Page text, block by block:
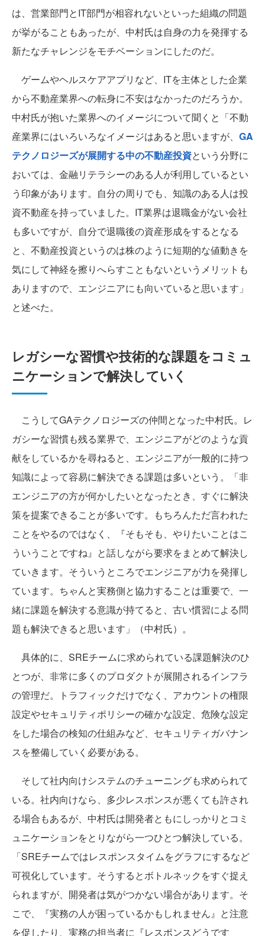
は、営業部門とIT部門が相容れないといった組織の問題
が挙がることもあったが、中村氏は自身の力を発揮する
新たなチャレンジをモチベーションにしたのだ。
ゲームやヘルスケアアプリなど、ITを主体とした企業
から不動産業界への転身に不安はなかったのだろうか。
中村氏が抱いた業界へのイメージについて聞くと「不動
産業界にはいろいろなイメージはあると思いますが、 GA
テクノロジーズが展開する中の不動産投資という分野に
おいては、金融リテラシーのある人が利用しているとい
う印象があります。自分の周りでも、知識のある人は投
資不動産を持っていました。IT業界は退職金がない会社
も多いですが、自分で退職後の資産形成をするとなる
と、不動産投資というのは株のように短期的な値動きを
気にして神経を擦りへらすこともないというメリットも
ありますので、エンジニアにも向いていると思います」
と述べた。
レガシーな習慣や技術的な課題をコミュ
ニケーションで解決していく
こうしてGAテクノロジーズの仲間となった中村氏。レ
ガシーな習慣も残る業界で、エンジニアがどのような貢
献をしているかを尋ねると、エンジニアが一般的に持つ
知識によって容易に解決できる課題は多いという。「非
エンジニアの方が何かしたいとなったとき、すぐに解決
策を提案できることが多いです。もちろんただ言われた
ことをやるのではなく、『そもそも、やりたいことはこ
ういうことですね』と話しながら要求をまとめて解決し
ていきます。そういうところでエンジニアが力を発揮し
ています。ちゃんと実務側と協力することは重要で、一
緒に課題を解決する意識が持てると、古い慣習による問
題も解決できると思います」（中村氏）。
具体的に、SREチームに求められている課題解決のひ
とつが、非常に多くのプロダクトが展開されるインフラ
の管理だ。トラフィックだけでなく、アカウントの権限
設定やセキュリティポリシーの確かな設定、危険な設定
をした場合の検知の仕組みなど、セキュリティガバナン
スを整備していく必要がある。
そして社内向けシステムのチューニングも求められて
いる。社内向けなら、多少レスポンスが悪くても許され
る場合もあるが、中村氏は開発者ともにしっかりとコミ
ュニケーションをとりながら一つひとつ解決している。
「SREチームではレスポンスタイムをグラフにするなど
可視化しています。そうするとボトルネックをすぐ捉え
られますが、開発者は気がつかない場合があります。そ
こで、『実務の人が困っているかもしれません』と注意
を促したり、実務の担当者に『レスポンスどうです